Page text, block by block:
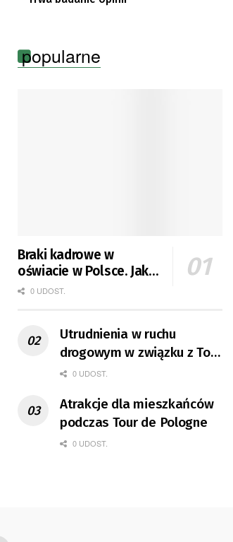
popularne
Braki kadrowe w
oświacie w Polsce. Jak
jest w Gorzowie?
0 UDOST.
Utrudnienia w ruchu
drogowym w związku z Tour
de Pologne
0 UDOST.
Atrakcje dla mieszkańców
podczas Tour de Pologne
0 UDOST.